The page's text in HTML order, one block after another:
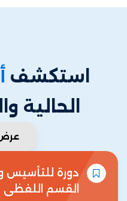
استكشف
الحالية
عرض
دورة للتأسيس
القسم اللفظي